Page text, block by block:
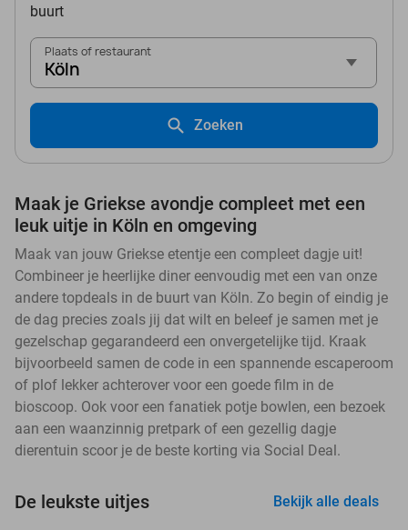
buurt
Plaats of restaurant
Köln
Zoeken
Maak je Griekse avondje compleet met een
leuk uitje in Köln en omgeving
Maak van jouw Griekse etentje een compleet dagje uit!
Combineer je heerlijke diner eenvoudig met een van onze
andere topdeals in de buurt van Köln. Zo begin of eindig je
de dag precies zoals jij dat wilt en beleef je samen met je
gezelschap gegarandeerd een onvergetelijke tijd. Kraak
bijvoorbeeld samen de code in een spannende escaperoom
of plof lekker achterover voor een goede film in de
bioscoop. Ook voor een fanatiek potje bowlen, een bezoek
aan een waanzinnig pretpark of een gezellig dagje
dierentuin scoor je de beste korting via Social Deal.
De leukste uitjes Bekijk alle deals